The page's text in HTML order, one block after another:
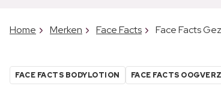
Home Merken Face Facts Face Facts
FACE FACTS BODYLOTION FACE FACTS